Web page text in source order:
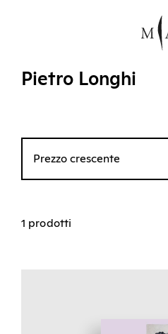
Pietro Longhi
Prezzo crescente
1 prodotti